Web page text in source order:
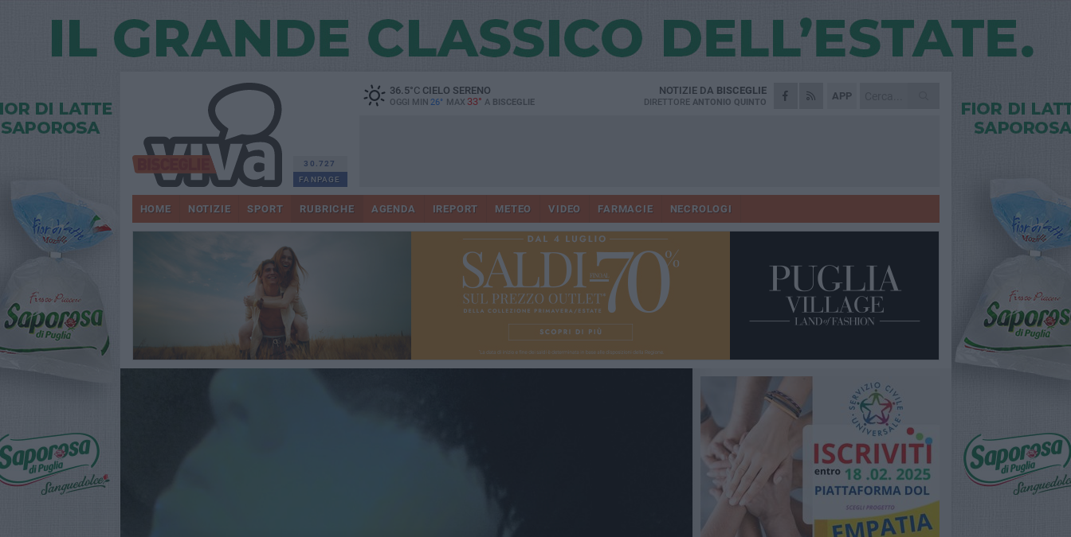
30.727
FANPAGE
36.5°CCIELO SERENO
OGGI MIN 26° MAX 33° A BISCEGLIE
APP
NOTIZIE DA BISCEGLIE
DIRETTORE ANTONIO QUINTO
HOME NOTIZIE SPORT RUBRICHE AGENDA IREPORT METEO VIDEO FARMACIE NECROLOGI